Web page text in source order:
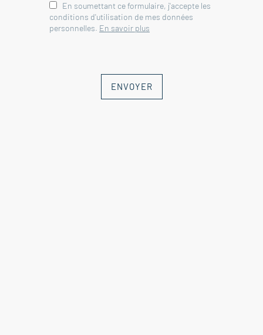
En soumettant ce formulaire, j'accepte les
conditions d'utilisation de mes données
personnelles. En savoir plus
ENVOYER